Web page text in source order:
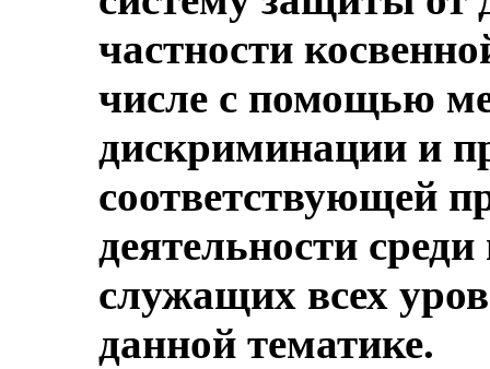
частности
числе с помощью
дискриминации и
соответствующей
деятельности
служащих всех
данной тематике.